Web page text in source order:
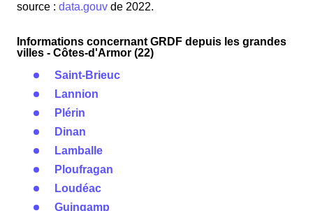
source : data.gouv de 2022.
Informations concernant GRDF depuis les grandes
villes - Côtes-d'Armor (22)
Saint-Brieuc
Lannion
Plérin
Dinan
Lamballe
Ploufragan
Loudéac
Guingamp